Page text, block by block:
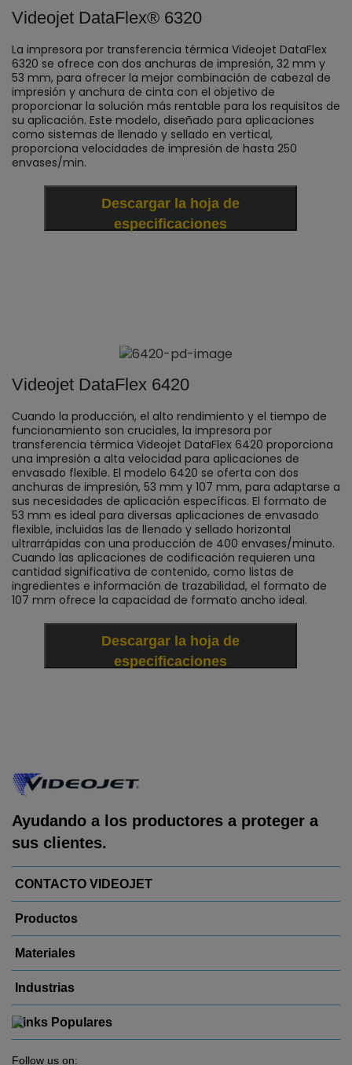
Videojet DataFlex® 6320
La impresora por transferencia térmica Videojet DataFlex
6320 se ofrece con dos anchuras de impresión, 32 mm y
53 mm, para ofrecer la mejor combinación de cabezal de
impresión y anchura de cinta con el objetivo de
proporcionar la solución más rentable para los requisitos de
su aplicación. Este modelo, diseñado para aplicaciones
como sistemas de llenado y sellado en vertical,
proporciona velocidades de impresión de hasta 250
envases/min.
Descargar la hoja de
especificaciones
Videojet DataFlex 6420
Cuando la producción, el alto rendimiento y el tiempo de
funcionamiento son cruciales, la impresora por
transferencia térmica Videojet DataFlex 6420 proporciona
una impresión a alta velocidad para aplicaciones de
envasado flexible. El modelo 6420 se oferta con dos
anchuras de impresión, 53 mm y 107 mm, para adaptarse a
sus necesidades de aplicación específicas. El formato de
53 mm es ideal para diversas aplicaciones de envasado
flexible, incluidas las de llenado y sellado horizontal
ultrarrápidas con una producción de 400 envases/minuto.
Cuando las aplicaciones de codificación requieren una
cantidad significativa de contenido, como listas de
ingredientes e información de trazabilidad, el formato de
107 mm ofrece la capacidad de formato ancho ideal.
Descargar la hoja de
especificaciones
Ayudando a los productores a proteger a
sus clientes.
CONTACTO VIDEOJET
Productos
Materiales
Industrias
Links Populares
Follow us on: